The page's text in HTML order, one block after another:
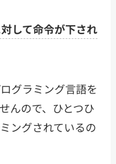
して命令が下され
グラミング言語を
んので、ひとつひ
ングされているの